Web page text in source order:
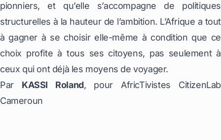
pionniers, et qu’elle s’accompagne de politiques
structurelles à la hauteur de l’ambition. L’Afrique a tout
à gagner à se choisir elle-même à condition que ce
choix profite à tous ses citoyens, pas seulement à
ceux qui ont déjà les moyens de voyager.
Par KASSI Roland, pour AfricTivistes CitizenLab
Cameroun